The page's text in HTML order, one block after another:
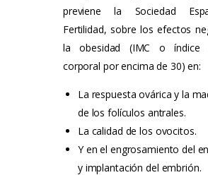
previene la Sociedad
Fertilidad, sobre los efectos
la obesidad (IMC o índice
corporal por encima de 30) en:
La respuesta ovárica y la
de los folículos antrales.
La calidad de los ovocitos.
Y en el engrosamiento del
y implantación del embrión.